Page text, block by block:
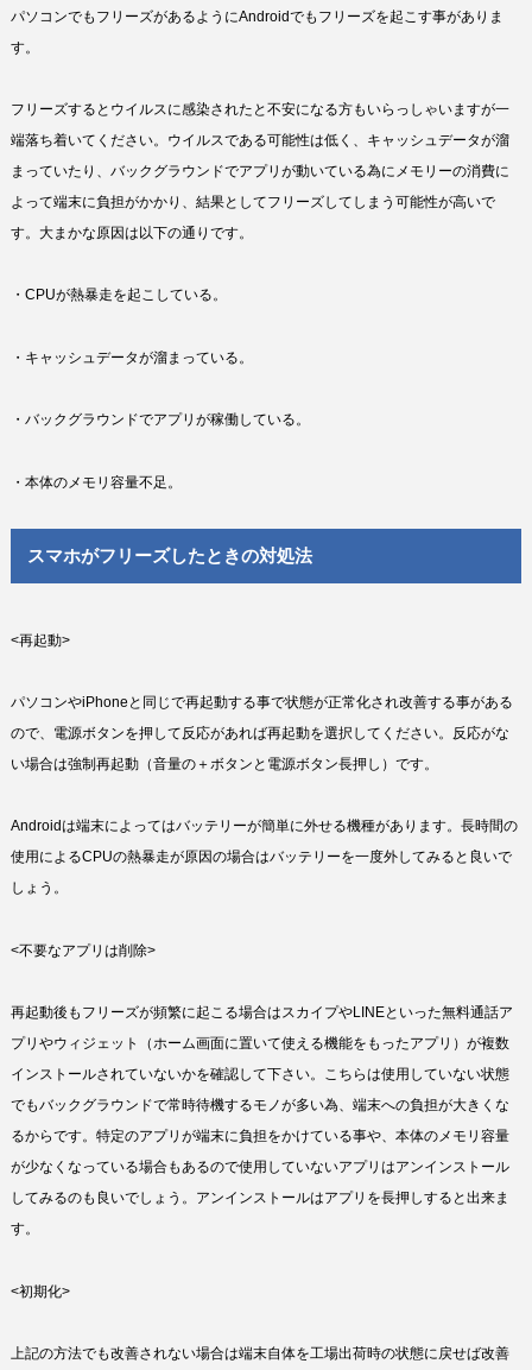
パソコンでもフリーズがあるようにAndroidでもフリーズを起こす事がありま
す。
フリーズするとウイルスに感染されたと不安になる方もいらっしゃいますが一
端落ち着いてください。ウイルスである可能性は低く、キャッシュデータが溜
まっていたり、バックグラウンドでアプリが動いている為にメモリーの消費に
よって端末に負担がかかり、結果としてフリーズしてしまう可能性が高いで
す。大まかな原因は以下の通りです。
・CPUが熱暴走を起こしている。
・キャッシュデータが溜まっている。
・バックグラウンドでアプリが稼働している。
・本体のメモリ容量不足。
スマホがフリーズしたときの対処法
<再起動>
パソコンやiPhoneと同じで再起動する事で状態が正常化され改善する事がある
ので、電源ボタンを押して反応があれば再起動を選択してください。反応がな
い場合は強制再起動（音量の＋ボタンと電源ボタン長押し）です。
Androidは端末によってはバッテリーが簡単に外せる機種があります。長時間の
使用によるCPUの熱暴走が原因の場合はバッテリーを一度外してみると良いで
しょう。
<不要なアプリは削除>
再起動後もフリーズが頻繁に起こる場合はスカイプやLINEといった無料通話ア
プリやウィジェット（ホーム画面に置いて使える機能をもったアプリ）が複数
インストールされていないかを確認して下さい。こちらは使用していない状態
でもバックグラウンドで常時待機するモノが多い為、端末への負担が大きくな
るからです。特定のアプリが端末に負担をかけている事や、本体のメモリ容量
が少なくなっている場合もあるので使用していないアプリはアンインストール
してみるのも良いでしょう。アンインストールはアプリを長押しすると出来ま
す。
<初期化>
上記の方法でも改善されない場合は端末自体を工場出荷時の状態に戻せば改善